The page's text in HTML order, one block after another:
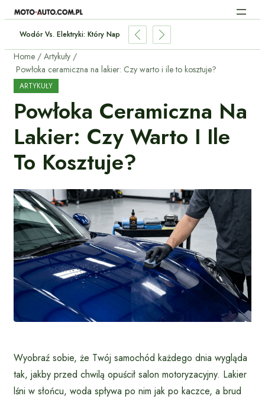
2026: Które Modele Warto Kupić?
Home
Artykuły
Powłoka ceramiczna na lakier: Czy warto i ile to kosztuje?
ARTYKUŁY
Powłoka Ceramiczna Na
Lakier: Czy Warto I Ile
To Kosztuje?
Wyobraź sobie, że Twój samochód każdego dnia wygląda
tak, jakby przed chwilą opuścił salon motoryzacyjny. Lakier
lśni w słońcu, woda spływa po nim jak po kaczce, a brud